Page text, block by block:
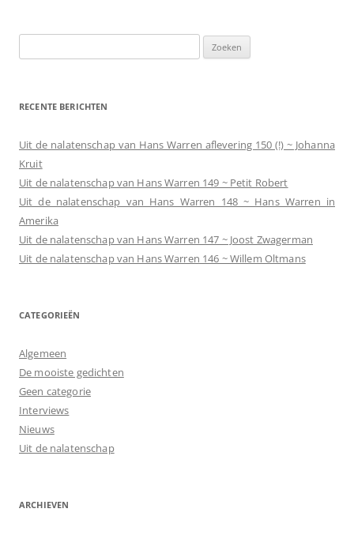
naar:
RECENTE BERICHTEN
Uit de nalatenschap van Hans Warren aflevering 150 (!) ~ Johanna
Kruit
Uit de nalatenschap van Hans Warren 149 ~ Petit Robert
Uit de nalatenschap van Hans Warren 148 ~ Hans Warren in
Amerika
Uit de nalatenschap van Hans Warren 147 ~ Joost Zwagerman
Uit de nalatenschap van Hans Warren 146 ~ Willem Oltmans
CATEGORIEËN
Algemeen
De mooiste gedichten
Geen categorie
Interviews
Nieuws
Uit de nalatenschap
ARCHIEVEN